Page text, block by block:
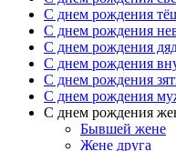
C днем рождения
C днем рождения
C днем рождения
C днем рождения
C днем рождения
C днем рождения
С днем рождения
Бывшей жене
Жене друга